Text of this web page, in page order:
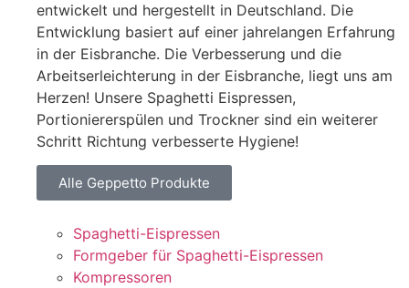
entwickelt und hergestellt in Deutschland. Die
Entwicklung basiert auf einer jahrelangen Erfahrung
in der Eisbranche. Die Verbesserung und die
Arbeitserleichterung in der Eisbranche, liegt uns am
Herzen! Unsere Spaghetti Eispressen,
Portioniererspülen und Trockner sind ein weiterer
Schritt Richtung verbesserte Hygiene!
Alle Geppetto Produkte
Spaghetti-Eispressen
Formgeber für Spaghetti-Eispressen
Kompressoren